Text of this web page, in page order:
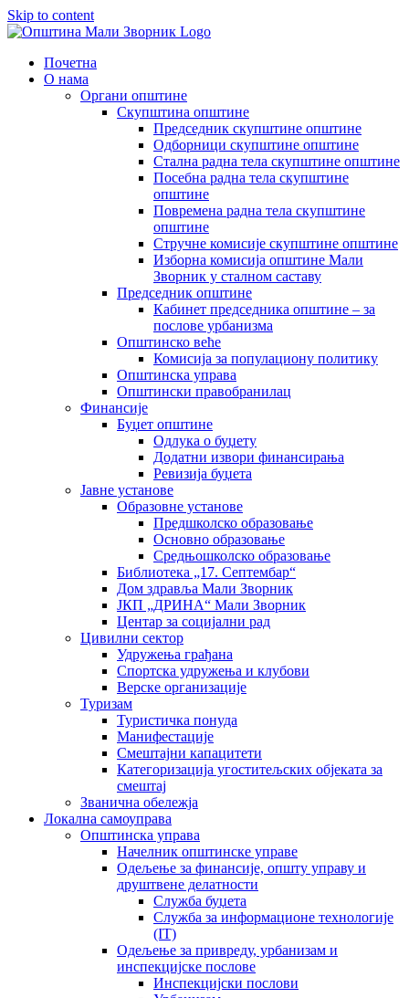
Skip to content
Почетна
О нама
Органи општине
Скупштина општине
Председник скупштине општине
Одборници скупштине општине
Стална радна тела скупштине општине
Посебна радна тела скупштине
општине
Повремена радна тела скупштине
општине
Стручне комисије скупштине општине
Изборна комисија општине Мали
Зворник у сталном саставу
Председник општине
Кабинет председника општине – за
послове урбанизма
Општинско веће
Комисија за популациону политику
Општинска управа
Општински правобранилац
Финансије
Буџет општине
Одлука о буџету
Додатни извори финансирања
Ревизија буџета
Јавне установе
Образовне установе
Предшколско образовање
Основно образовање
Средњошколско образовање
Библиотека „17. Септембар“
Дом здравља Мали Зворник
ЈКП „ДРИНА“ Мали Зворник
Центар за социјални рад
Цивилни сектор
Удружења грађана
Спортска удружења и клубови
Верске организације
Туризам
Туристичка понуда
Манифестације
Смештајни капацитети
Категоризација угоститељских објеката за
смештај
Званична обележја
Локална самоуправа
Општинска управа
Начелник општинске управе
Одељење за финансије, општу управу и
друштвене делатности
Служба буџета
Служба за информационе технологије
(IT)
Одељење за привреду, урбанизам и
инспекцијске послове
Инспекцијски послови